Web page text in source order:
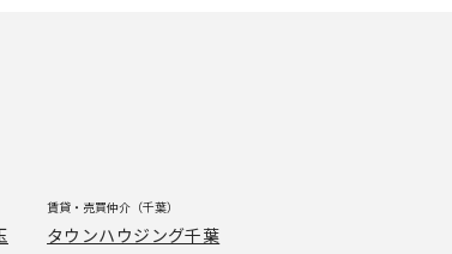
賃貸・売買仲介（千葉）
タウンハウジング千葉